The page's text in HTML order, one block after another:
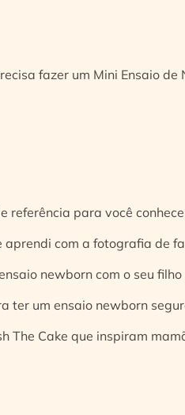
fazer um Mini Ensaio de
referência para você
aprendi com a fotografia de
newborn com o seu filho
ter um ensaio newborn
The Cake que inspiram